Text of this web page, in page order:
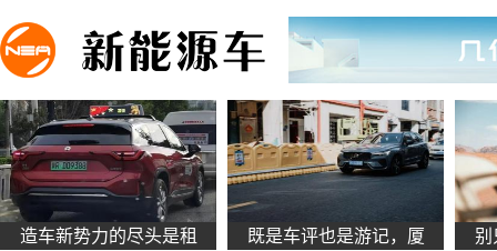
造车新势力的尽头是租 既是车评也是游记，厦 别